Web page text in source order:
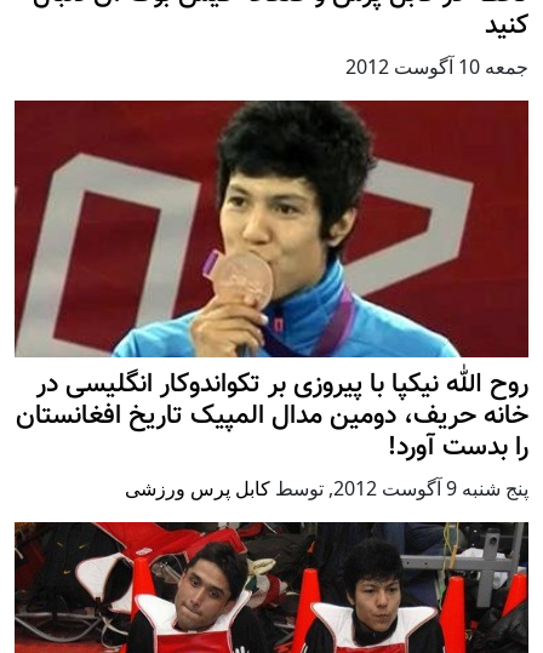
کنید
جمعه 10 آگوست 2012
روح الله نیکپا با پیروزی بر تکواندوکار انگلیسی در
خانه حریف، دومین مدال المپیک تاریخ افغانستان
را بدست آورد!
پنج شنبه 9 آگوست 2012 , توسط کابل پرس ورزشی